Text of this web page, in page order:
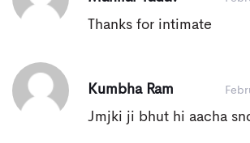
Thanks for intimate
Kumbha Ram
Jmjki ji bhut hi aacha